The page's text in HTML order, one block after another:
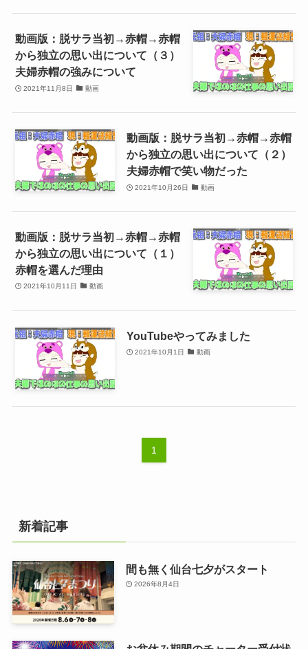
動画版：脱サラ当初→赤帽→赤帽
から独立の思い出について（３）
夫婦赤帽の強みについて
2021年11月8日 動画
動画版：脱サラ当初→赤帽→赤帽
から独立の思い出について（２）
夫婦赤帽で笑い物だった
2021年10月26日 動画
動画版：脱サラ当初→赤帽→赤帽
から独立の思い出について（１）
赤帽を選んだ理由
2021年10月11日 動画
YouTubeやってみました
2021年10月1日 動画
1
新着記事
間も無く仙台七夕がスタート
2026年8月4日